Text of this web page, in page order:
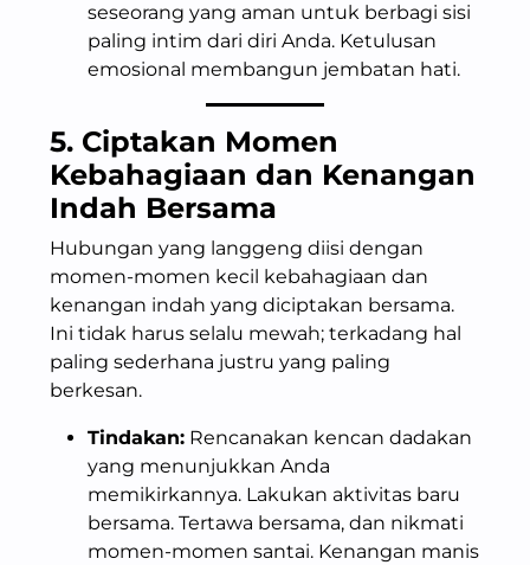
seseorang yang aman untuk berbagi sisi
paling intim dari diri Anda. Ketulusan
emosional membangun jembatan hati.
5. Ciptakan Momen
Kebahagiaan dan Kenangan
Indah Bersama
Hubungan yang langgeng diisi dengan
momen-momen kecil kebahagiaan dan
kenangan indah yang diciptakan bersama.
Ini tidak harus selalu mewah; terkadang hal
paling sederhana justru yang paling
berkesan.
Tindakan: Rencanakan kencan dadakan
yang menunjukkan Anda
memikirkannya. Lakukan aktivitas baru
bersama. Tertawa bersama, dan nikmati
momen-momen santai. Kenangan manis